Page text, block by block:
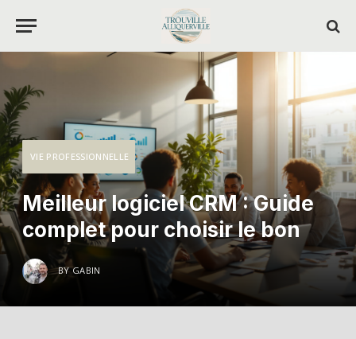
VIE PROFESSIONNELLE
Meilleur logiciel CRM : Guide
complet pour choisir le bon
BY GABIN